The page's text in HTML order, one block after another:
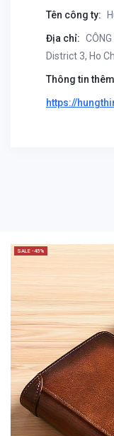
Tên công ty:
Địa chỉ:
District 3, Ho
Thông tin
https://
SALE -45%